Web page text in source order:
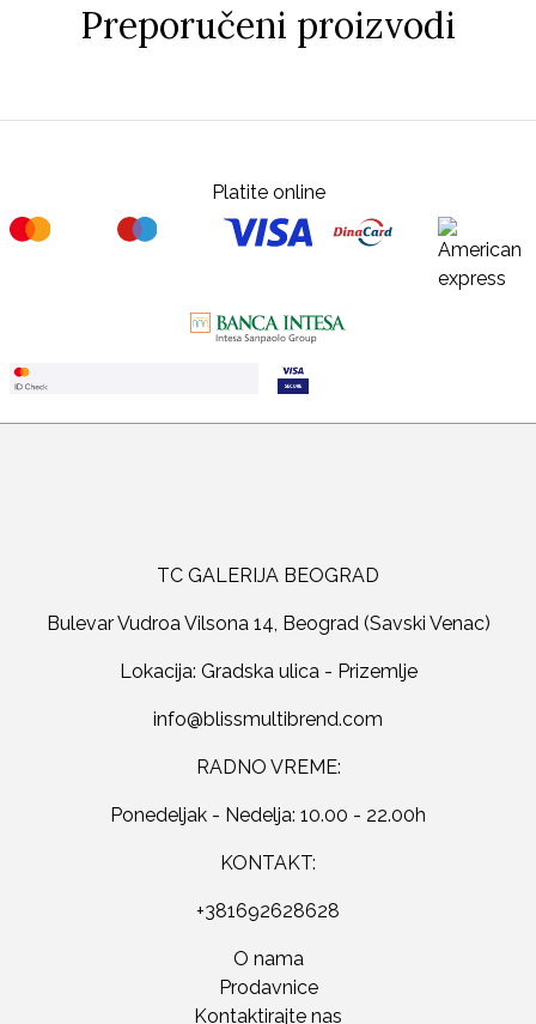
Preporučeni proizvodi
Platite online
TC GALERIJA BEOGRAD
Bulevar Vudroa Vilsona 14, Beograd (Savski Venac)
Lokacija: Gradska ulica - Prizemlje
RADNO VREME:
Ponedeljak - Nedelja: 10.00 - 22.00h
KONTAKT:
+381692628628
O nama
Prodavnice
Kontaktirajte nas